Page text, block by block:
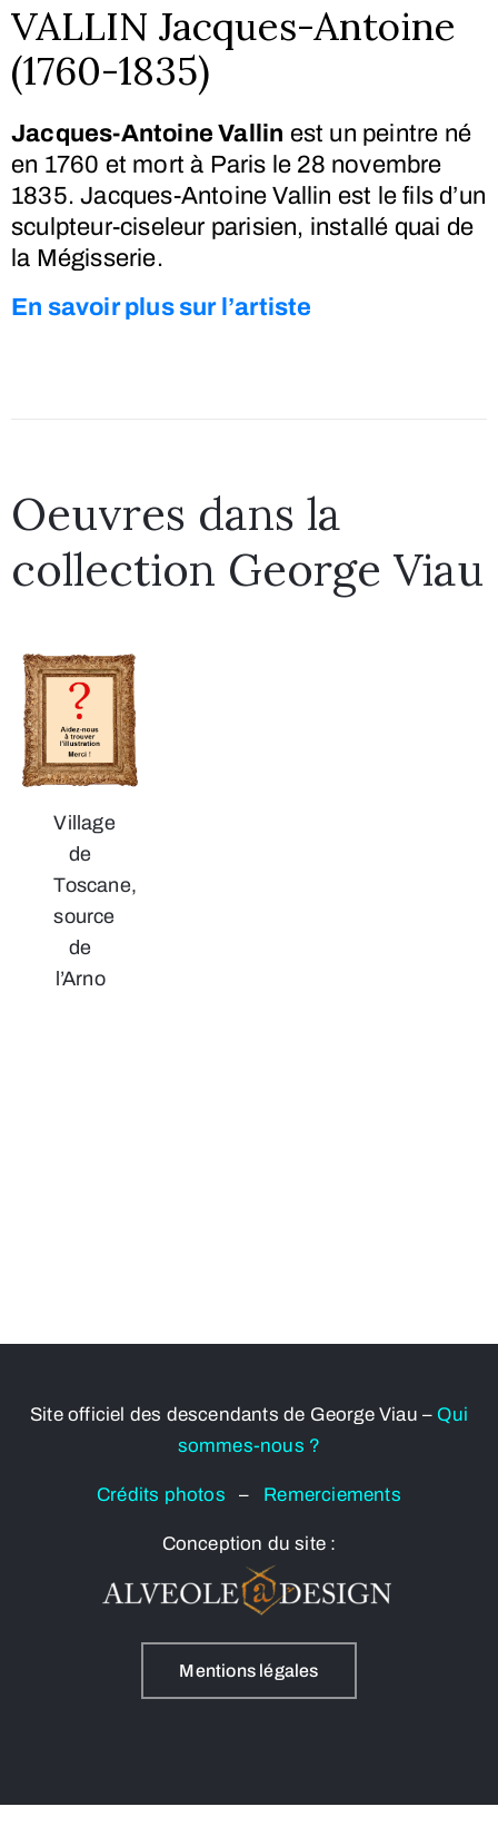
VALLIN Jacques-Antoine
(1760-1835)
Jacques-Antoine Vallin est un peintre né
en 1760 et mort à Paris le 28 novembre
1835. Jacques-Antoine Vallin est le fils d’un
sculpteur-ciseleur parisien, installé quai de
la Mégisserie.
En savoir plus sur l’artiste
Oeuvres dans la
collection George Viau
Village
de
Toscane,
source
de
l’Arno
Site officiel des descendants de George Viau – Qui
sommes-nous ?
Crédits photos– Remerciements
Conception du site :
Mentions légales